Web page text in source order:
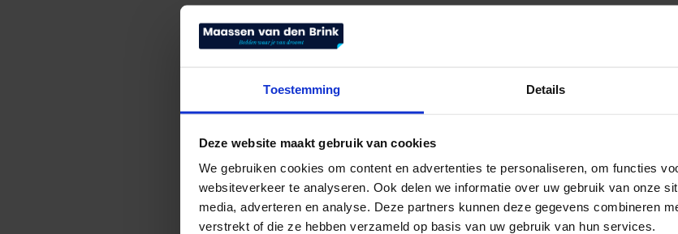
Toestemming Details
Deze website maakt gebruik van cookies
We gebruiken cookies om content en advertenties te personaliseren, om functies
websiteverkeer te analyseren. Ook delen we informatie over uw gebruik van onze
media, adverteren en analyse. Deze partners kunnen deze gegevens combineren
verstrekt of die ze hebben verzameld op basis van uw gebruik van hun services.